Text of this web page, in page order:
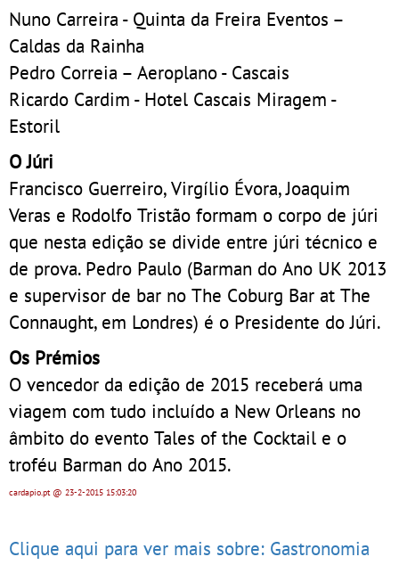
Nuno Carreira - Quinta da Freira Eventos –
Caldas da Rainha
Pedro Correia – Aeroplano - Cascais
Ricardo Cardim - Hotel Cascais Miragem -
Estoril
O Júri
Francisco Guerreiro, Virgílio Évora, Joaquim
Veras e Rodolfo Tristão formam o corpo de júri
que nesta edição se divide entre júri técnico e
de prova. Pedro Paulo (Barman do Ano UK 2013
e supervisor de bar no The Coburg Bar at The
Connaught, em Londres) é o Presidente do Júri.
Os Prémios
O vencedor da edição de 2015 receberá uma
viagem com tudo incluído a New Orleans no
âmbito do evento Tales of the Cocktail e o
troféu Barman do Ano 2015.
cardapio.pt@ 23-2-2015 15:03:20
Clique aqui para ver mais sobre: Gastronomia